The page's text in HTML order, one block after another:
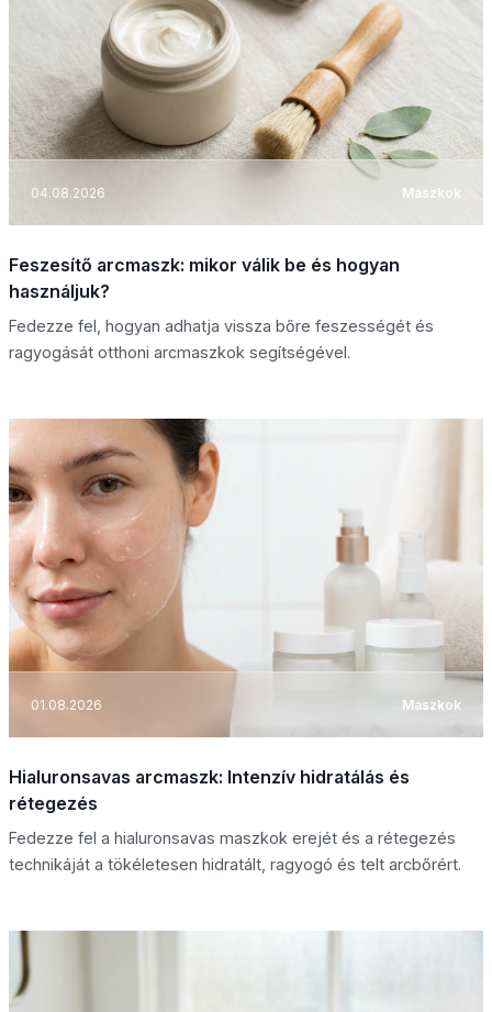
04.08.2026 Maszkok
Feszesítő arcmaszk: mikor válik be és hogyan
használjuk?
Fedezze fel, hogyan adhatja vissza bőre feszességét és
ragyogását otthoni arcmaszkok segítségével.
01.08.2026 Maszkok
Hialuronsavas arcmaszk: Intenzív hidratálás és
rétegezés
Fedezze fel a hialuronsavas maszkok erejét és a rétegezés
technikáját a tökéletesen hidratált, ragyogó és telt arcbőrért.